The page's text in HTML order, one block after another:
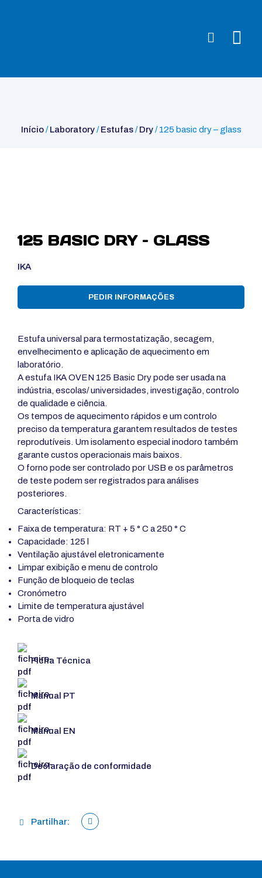
Início/Laboratory/Estufas/Dry/ 125 basic dry – glass
125 BASIC DRY – GLASS
IKA
PEDIR INFORMAÇÕES
Estufa universal para termostatização, secagem,
envelhecimento e aplicação de aquecimento em
laboratório.
A estufa IKA OVEN 125 Basic Dry pode ser usada na
indústria, escolas/ universidades, investigação, controlo
de qualidade e ciência.
Os tempos de aquecimento rápidos e um controlo
preciso da temperatura garantem resultados de testes
reprodutíveis. Um isolamento especial inodoro também
garante custos operacionais mais baixos.
O forno pode ser controlado por USB e os parâmetros
de teste podem ser registrados para análises
posteriores.
Características:
Faixa de temperatura: RT + 5 ° C a 250 ° C
Capacidade: 125 l
Ventilação ajustável eletronicamente
Limpar exibição e menu de controlo
Função de bloqueio de teclas
Cronómetro
Limite de temperatura ajustável
Porta de vidro
Ficha Técnica
Manual PT
Manual EN
Declaração de conformidade
Partilhar: